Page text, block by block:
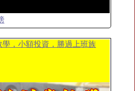
學，小額投資，勝過上班族